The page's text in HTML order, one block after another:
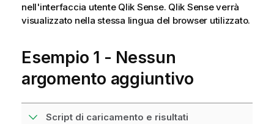
nell'interfaccia utente Qlik Sense. Qlik Senseverrà
visualizzato nella stessa lingua del browser utilizzato.
Esempio 1 - Nessun
argomento aggiuntivo
Script di caricamento e risultati